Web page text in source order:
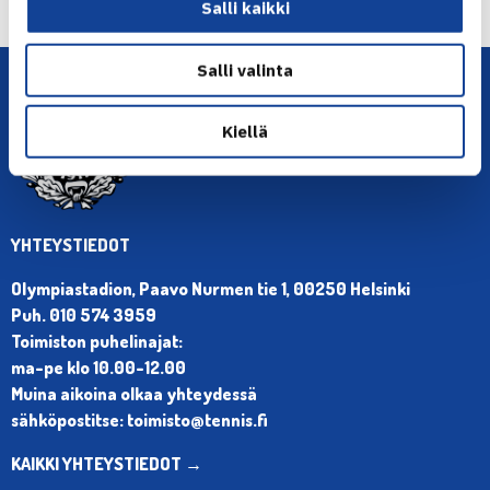
Salli kaikki
Salli valinta
Kiellä
YHTEYSTIEDOT
Olympiastadion, Paavo Nurmen tie 1, 00250 Helsinki
Puh. 010 574 3959
Toimiston puhelinajat:
ma-pe klo 10.00-12.00
Muina aikoina olkaa yhteydessä
sähköpostitse: toimisto@tennis.fi
KAIKKI YHTEYSTIEDOT →